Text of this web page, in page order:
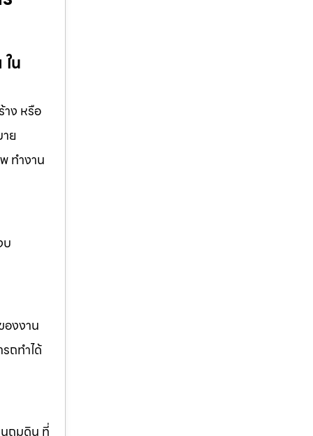
น
าง หรือ
ย
ทำงาน
บ
องงาน
ถทำได้
นถมดิน ที่